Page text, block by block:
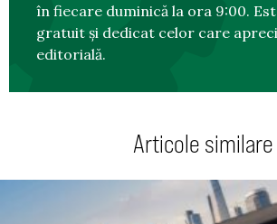
în fiecare duminică la ora 9:00.
gratuit și dedicat celor care
editorială.
Articole similare